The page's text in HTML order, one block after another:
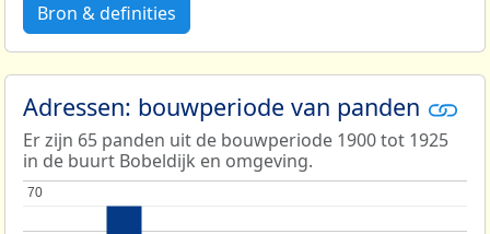
Bron & definities
Adressen: bouwperiode van panden
Er zijn 65 panden uit de bouwperiode 1900 tot 1925
in de buurt Bobeldijk en omgeving.
70
70